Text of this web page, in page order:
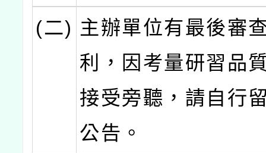
(二) 主辦單位有最後審
利，因考量研習品
接受旁聽，請自行
公告。